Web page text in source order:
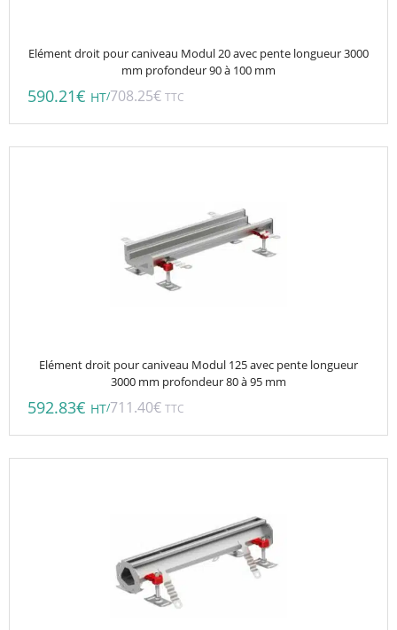
Elément droit pour caniveau Modul 20 avec pente longueur 3000
mm profondeur 90 à 100 mm
590.21€ HT/708.25€ TTC
Elément droit pour caniveau Modul 125 avec pente longueur
3000 mm profondeur 80 à 95 mm
592.83€ HT/711.40€ TTC